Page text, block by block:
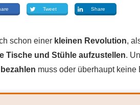
Tweet Share
schon einer kleinen Revolution,
Tische und Stühle aufzustellen.
muss oder überhaupt keine